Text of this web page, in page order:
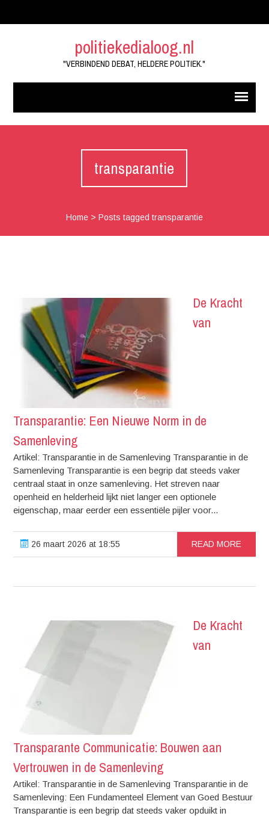
politiekedialoog.nl
"VERBINDEND DEBAT, HELDERE POLITIEK."
transparantie
Home> Posts tagged transparantie
De Kracht
van
Transparantie: Een Nieuwe Norm in de
Samenleving
Artikel: Transparantie in de Samenleving Transparantie in de
Samenleving Transparantie is een begrip dat steeds vaker
centraal staat in onze samenleving. Het streven naar
openheid en helderheid lijkt niet langer een optionele
eigenschap, maar eerder een essentiële pijler voor...
26 maart 2026 at 18:55 READ MORE
De Kracht
van
Transparante Communicatie: Bouwen aan
Vertrouwen in de Samenleving
Artikel: Transparantie in de Samenleving Transparantie in de
Samenleving: Een Fundamenteel Element van Goed Bestuur
Transparantie is een begrip dat steeds vaker opduikt in